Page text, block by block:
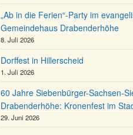
„Ab in die Ferien“-Party im
Gemeindehaus Drabenderhöhe
8. Juli 2026
Dorffest in Hillerscheid
1. Juli 2026
60 Jahre Siebenbürger-Sachsen-
Drabenderhöhe: Kronenfest im
29. Juni 2026